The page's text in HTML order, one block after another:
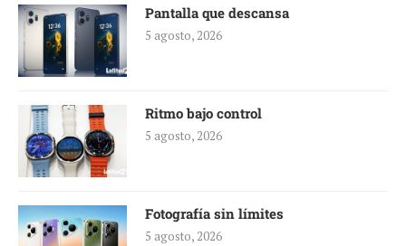
Pantalla que descansa
5 agosto, 2026
Ritmo bajo control
5 agosto, 2026
Fotografía sin límites
5 agosto, 2026